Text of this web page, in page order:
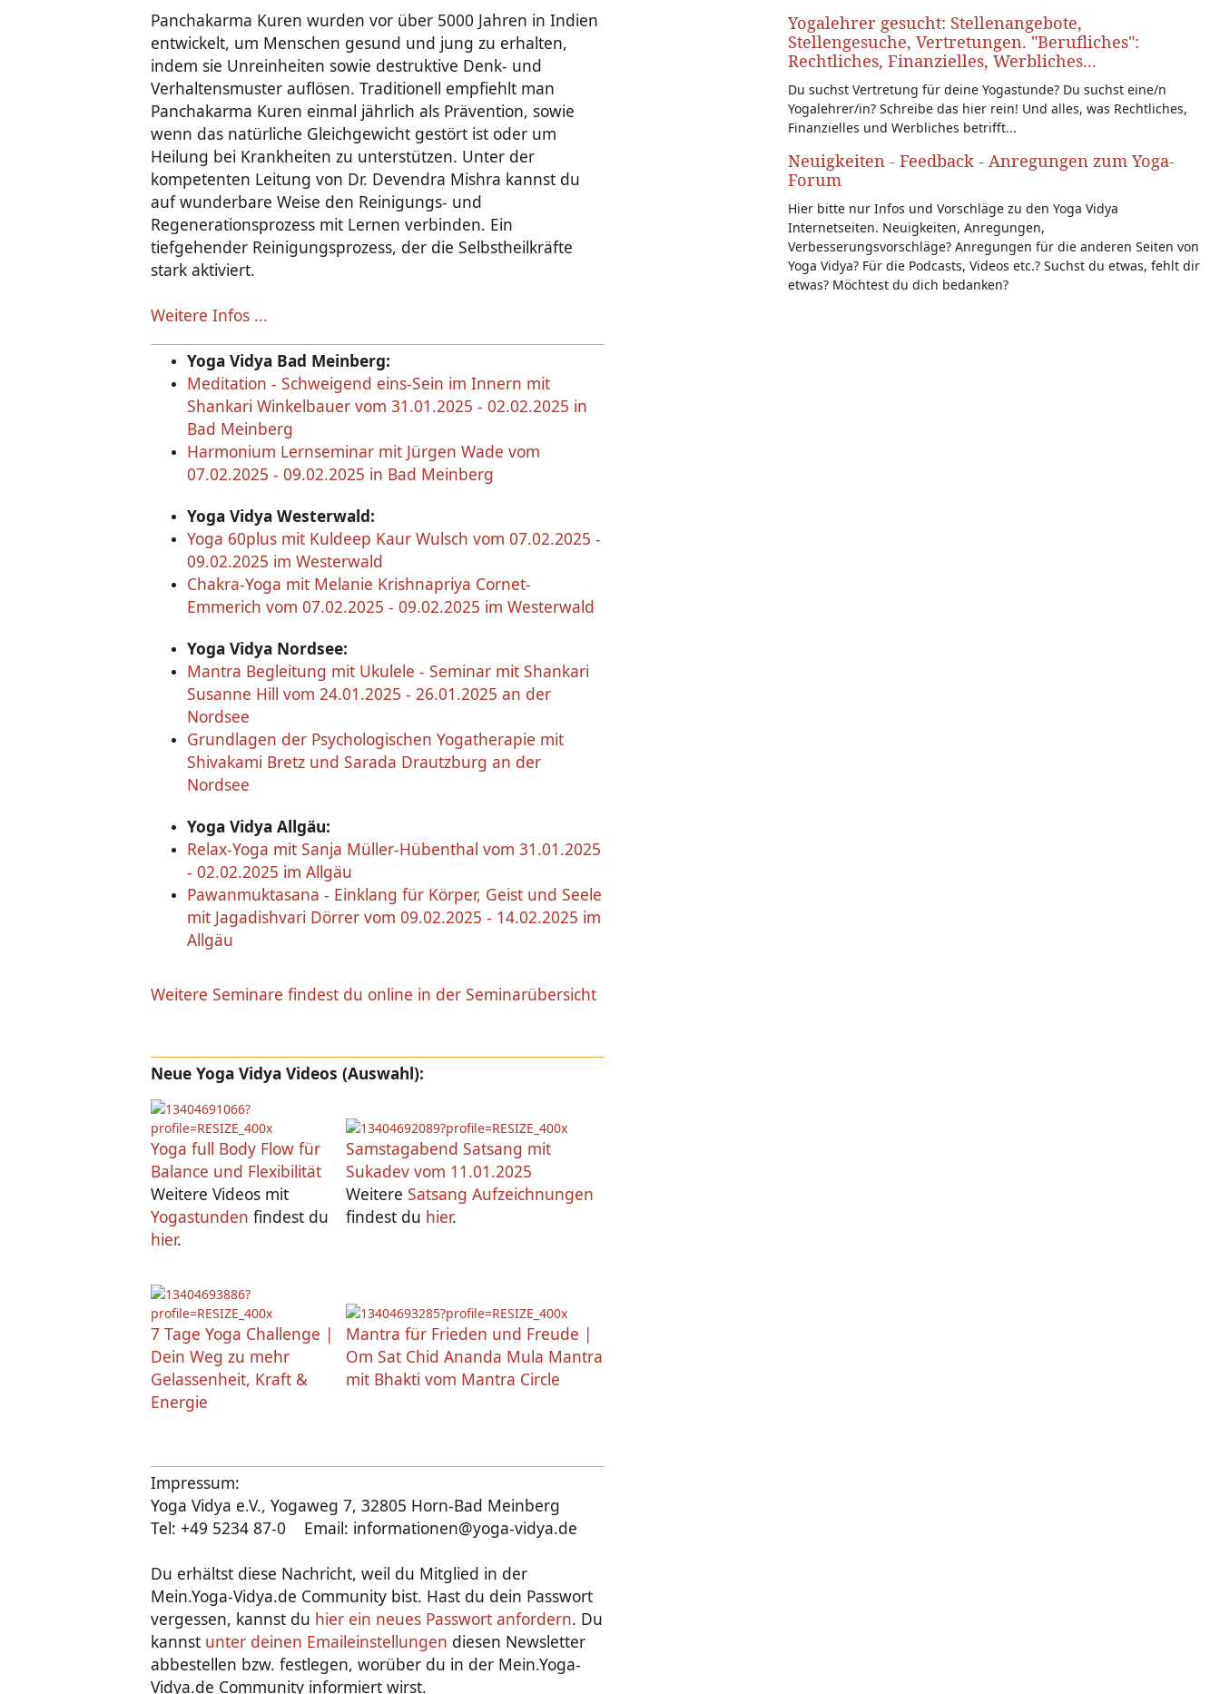
Panchakarma Kuren wurden vor über 5000 Jahren in Indien
entwickelt, um Menschen gesund und jung zu erhalten,
indem sie Unreinheiten sowie destruktive Denk- und
Verhaltensmuster auflösen. Traditionell empfiehlt man
Panchakarma Kuren einmal jährlich als Prävention, sowie
wenn das natürliche Gleichgewicht gestört ist oder um
Heilung bei Krankheiten zu unterstützen. Unter der
kompetenten Leitung von Dr. Devendra Mishra kannst du
auf wunderbare Weise den Reinigungs- und
Regenerationsprozess mit Lernen verbinden. Ein
tiefgehender Reinigungsprozess, der die Selbstheilkräfte
stark aktiviert.
Weitere Infos ...
Yoga Vidya Bad Meinberg:
Meditation - Schweigend eins-Sein im Innern mit
Shankari Winkelbauer vom 31.01.2025 - 02.02.2025 in
Bad Meinberg
Harmonium Lernseminar mit Jürgen Wade vom
07.02.2025 - 09.02.2025 in Bad Meinberg
Yoga Vidya Westerwald:
Yoga 60plus mit Kuldeep Kaur Wulsch vom 07.02.2025 -
09.02.2025 im Westerwald
Chakra-Yoga mit Melanie Krishnapriya Cornet-
Emmerich vom 07.02.2025 - 09.02.2025 im Westerwald
Yoga Vidya Nordsee:
Mantra Begleitung mit Ukulele - Seminar mit Shankari
Susanne Hill vom 24.01.2025 - 26.01.2025 an der
Nordsee
Grundlagen der Psychologischen Yogatherapie mit
Shivakami Bretz und Sarada Drautzburg an der
Nordsee
Yoga Vidya Allgäu:
Relax-Yoga mit Sanja Müller-Hübenthal vom 31.01.2025
- 02.02.2025 im Allgäu
Pawanmuktasana - Einklang für Körper, Geist und Seele
mit Jagadishvari Dörrer vom 09.02.2025 - 14.02.2025 im
Allgäu
Weitere Seminare findest du online in der Seminarübersicht
Neue Yoga Vidya Videos (Auswahl):
Yoga full Body Flow für
Balance und Flexibilität
Samstagabend Satsang mit
Sukadev vom 11.01.2025
Weitere Videos mit
Yogastunden findest du
hier.
Weitere Satsang Aufzeichnungen
findest du hier.
7 Tage Yoga Challenge |
Dein Weg zu mehr
Gelassenheit, Kraft &
Energie
Mantra für Frieden und Freude |
Om Sat Chid Ananda Mula Mantra
mit Bhakti vom Mantra Circle
Impressum:
Yoga Vidya e.V., Yogaweg 7, 32805 Horn-Bad Meinberg
Tel: +49 5234 87-0 Email: informationen@yoga-vidya.de
Du erhältst diese Nachricht, weil du Mitglied in der
Mein.Yoga-Vidya.de Community bist. Hast du dein Passwort
vergessen, kannst du hier ein neues Passwort anfordern. Du
kannst unter deinen Emaileinstellungen diesen Newsletter
abbestellen bzw. festlegen, worüber du in der Mein.Yoga-
Vidya.de Community informiert wirst.
Yogalehrer gesucht: Stellenangebote,
Stellengesuche, Vertretungen. "Berufliches":
Rechtliches, Finanzielles, Werbliches...
Du suchst Vertretung für deine Yogastunde? Du suchst eine/n
Yogalehrer/in? Schreibe das hier rein! Und alles, was Rechtliches,
Finanzielles und Werbliches betrifft...
Neuigkeiten - Feedback - Anregungen zum Yoga-
Forum
Hier bitte nur Infos und Vorschläge zu den Yoga Vidya
Internetseiten. Neuigkeiten, Anregungen,
Verbesserungsvorschläge? Anregungen für die anderen Seiten von
Yoga Vidya? Für die Podcasts, Videos etc.? Suchst du etwas, fehlt dir
etwas? Möchtest du dich bedanken?